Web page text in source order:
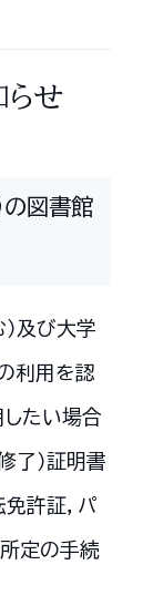
らせ
の図書館
及び大学
利用を認
したい場合
了）証明書
許証，パ
所定の手続